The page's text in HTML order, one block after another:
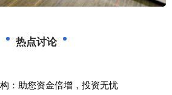
热点讨论
：助您资金倍增，投资无忧